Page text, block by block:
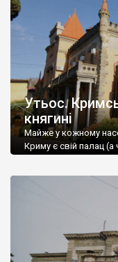
Утьос.
княгині
Майже у кожному
Криму є свій палац (а